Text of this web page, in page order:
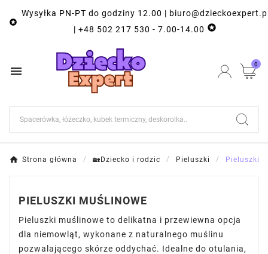

Wysyłka PN-PT do godziny 12.00 |
| +48 502 217 530 - 7.00-14.00 
 0
Strona główna 🏡Dziecko i rodzic Pieluszki Pieluszki
PIELUSZKI MUŚLINOWE
Pieluszki muślinowe to delikatna i przewiewna opcja
dla niemowląt, wykonane z naturalnego muślinu
pozwalającego skórze oddychać. Idealne do otulania,